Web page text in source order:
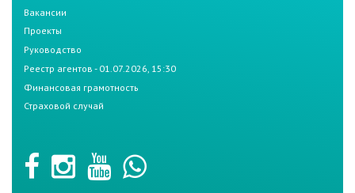
Вакансии
Проекты
Руководство
Реестр агентов - 01.07.2026, 15:30
Финансовая грамотность
Страховой случай